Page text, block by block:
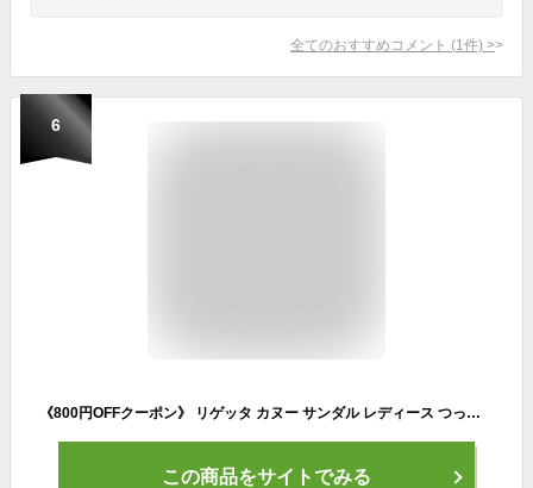
全てのおすすめコメント (1 件) >
6
《800円OFFクーポン》 リゲッタ カヌー サンダル レディース つっかけ 疲れない 歩きやすい 厚底 幅広 履きやすい エッグヒール マジックテープ かかとなし 大きいサイズ 日本製 立ち仕事 大人 可愛い おしゃれ コンフォート グミ インソール 母の日 ギフト プレゼント
この商品をサイトでみる